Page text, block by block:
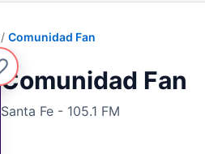
Comunidad Fan
Comunidad Fan
Santa Fe - 105.1 FM